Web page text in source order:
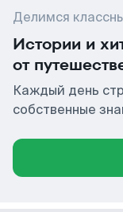
Делимся
Истории и
от
Каждый день
собственные